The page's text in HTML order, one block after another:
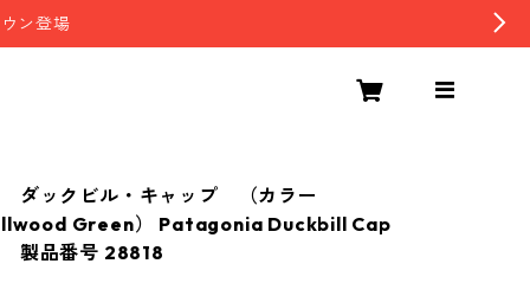
ン登場
ダックビル・キャップ （カラー
Green） Patagonia Duckbill Cap
製品番号 28818